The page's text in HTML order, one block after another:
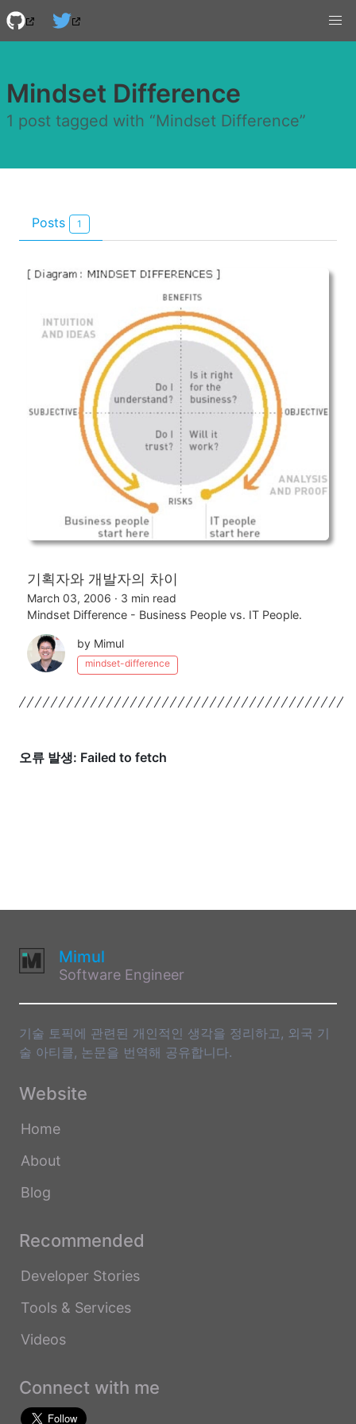
Mindset Difference
1 post tagged with “Mindset Difference”
Posts 1
기획자와 개발자의 차이
March 03, 2006 · 3 min read
Mindset Difference - Business People vs. IT People.
by Mimul
mindset-difference
Mimul
Software Engineer
기술 토픽에 관련된 개인적인 생각을 정리하고, 외국 기
술 아티클, 논문을 번역해 공유합니다.
Website
Home
About
Blog
Recommended
Developer Stories
Tools & Services
Videos
Connect with me